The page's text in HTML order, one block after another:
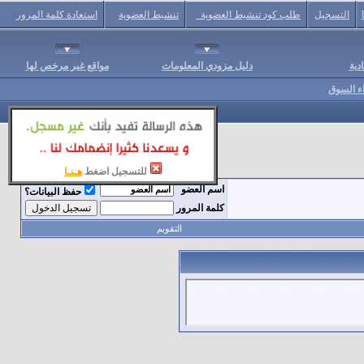
للتسجيل اضغط هـنـا
التسجيل طلب كود تنشيط العضوية تنشيط العضوية استعادة كلمة المرور
دليل مزودي المعلومات مواقع غير مرخص لها
السوق
اسم العضو
حفظ البيانات؟
كلمة المرور
التقويم